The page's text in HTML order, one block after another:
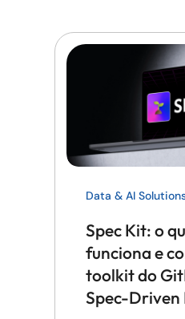
Data & AI
Spec Kit: o
funciona e
toolkit do
Spec-